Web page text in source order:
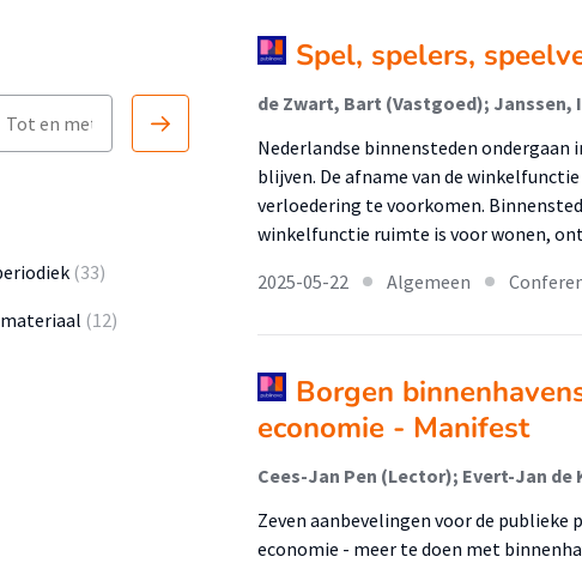
(33)
(12)
Spel, spelers,
Nederlandse binnensteden
blijven. De afname van de
verloedering te voorkomen.
winkelfunctie ruimte is voor wonen,
2025-05-22
Algemeen
Borgen
economie - Manifest
Cees-Jan Pen (Lector); Evert-Jan de
Zeven aanbevelingen voor de
economie - meer te doen met